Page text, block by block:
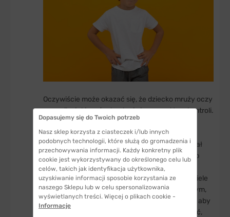
Oczywiście może okazać się, że dziecko mruży oczy
w wyniku jakiegoś odruchu i nie ma nad tym kontroli.
Jednak nie warto to bagatelizować i koniecznie
zarejestruj dziecko do okulisty, aby wykonał
odpowiednie badania i w razie potrzeby przepisał
dopasowane soczewki okularowe. W ten sposób
dziecko skutecznie pozbędzie się odruchu
związanego z mrużeniem oczu. Na szczęście wiele
wad wzroku, które występują w wieku dziecięcym,
mijają w dorosłym życiu. Najważniejsze jest to, aby
nie ignorować mrużenia oczu u dziecka i sprawić,
Dopasujemy się do Twoich potrzeb
Nasz sklep korzysta z ciasteczek i/lub innych
podobnych technologii, które służą do gromadzenia i
przechowywania informacji. Każdy konkretny plik
cookie jest wykorzystywany do określonego celu lub
celów, takich jak identyfikacja użytkownika,
uzyskiwanie informacji sposobie korzystania ze
naszego Sklepu lub w celu spersonalizowania
wyświetlanych treści. Więcej o plikach cookie -
Informacje